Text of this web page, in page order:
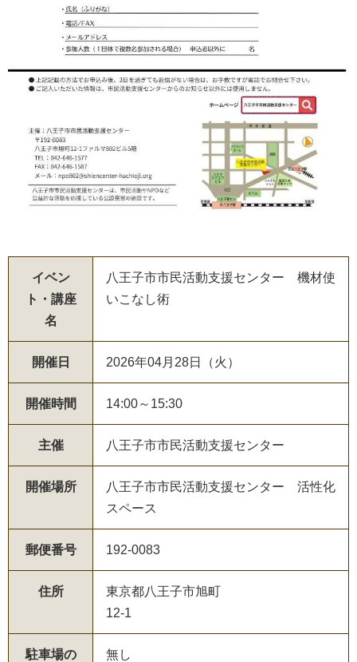
イベン
ト・講座
名
八王子市市民活動支援センター 機材使
いこなし術
開催日 2026年04月28日（火）
開催時間 14:00～15:30
主催 八王子市市民活動支援センター
開催場所
八王子市市民活動支援センター 活性化
スペース
郵便番号 192-0083
住所
東京都八王子市旭町
12-1
駐車場の
無し